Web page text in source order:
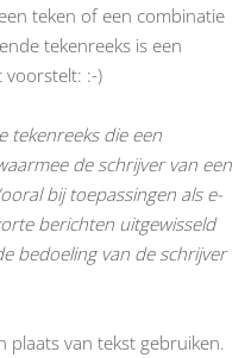
teken of een combinatie
tekenreeks is een
voorstelt: :-)
tekenreeks die een
de schrijver van een
bij toepassingen als e-
berichten uitgewisseld
bedoeling van de schrijver
plaats van tekst gebruiken.